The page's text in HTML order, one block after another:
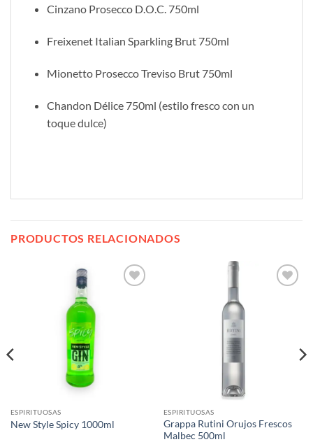
Cinzano Prosecco D.O.C. 750ml
Freixenet Italian Sparkling Brut 750ml
Mionetto Prosecco Treviso Brut 750ml
Chandon Délice 750ml (estilo fresco con un
toque dulce)
PRODUCTOS RELACIONADOS
ESPIRITUOSAS
New Style Spicy 1000ml
ESPIRITUOSAS
Grappa Rutini Orujos Frescos
Malbec 500ml